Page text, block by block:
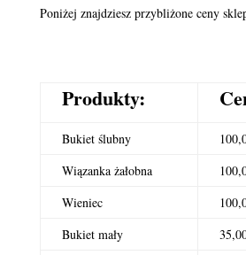
Poniżej znajdziesz przybliżone ceny
Produkty:
Bukiet ślubny
Wiązanka żałobna
Wieniec
Bukiet mały